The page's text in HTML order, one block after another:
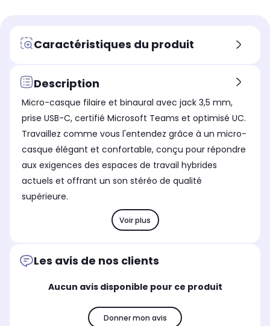
Caractéristiques du produit
Description
Micro-casque filaire et binaural avec jack 3,5 mm,
prise USB-C, certifié Microsoft Teams et optimisé UC.
Travaillez comme vous l'entendez grâce à un micro-
casque élégant et confortable, conçu pour répondre
aux exigences des espaces de travail hybrides
actuels et offrant un son stéréo de qualité
supérieure.
Voir plus
Les avis de nos clients
Aucun avis disponible pour ce produit
Donner mon avis